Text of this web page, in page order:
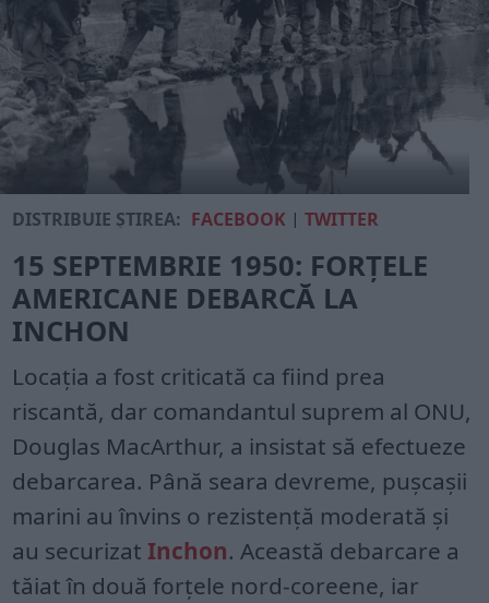
DISTRIBUIE ȘTIREA: FACEBOOK |TWITTER
15 SEPTEMBRIE 1950: FORȚELE
AMERICANE DEBARCĂ LA
INCHON
Locația a fost criticată ca fiind prea
riscantă, dar comandantul suprem al ONU,
Douglas MacArthur, a insistat să efectueze
debarcarea. Până seara devreme, pușcașii
marini au învins o rezistență moderată și
au securizat Inchon. Această debarcare a
tăiat în două forțele nord-coreene, iar